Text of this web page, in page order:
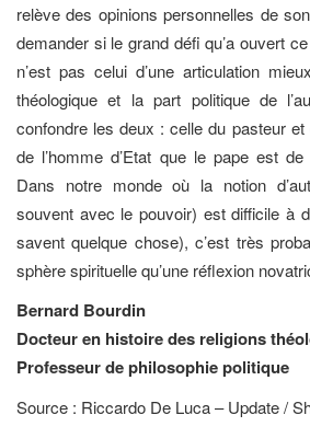
relève des opinions personnelles de
demander si le grand défi qu’a ouvert
n’est pas celui d’une articulation
théologique et la part politique de
confondre les deux : celle du pasteur et
de l’homme d’Etat que le pape est
Dans notre monde où la notion
souvent avec le pouvoir) est difficile à
savent quelque chose), c’est très
sphère spirituelle qu’une réflexion
Bernard Bourdin
Docteur en histoire des religions
Professeur de philosophie politique
Source : Riccardo De Luca – Update /